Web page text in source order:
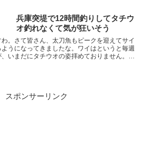
兵庫突堤で12時間釣りしてタチウ
オ釣れなくて気が狂いそう
。さて皆さん、太刀魚もピークを迎えてサイ
うになってきましたな。ワイはというと毎週
いまだにタチウオの姿拝めておりません。こ
スポンサーリンク